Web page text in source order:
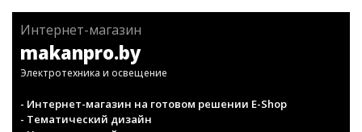
Интернет-магазин
makanpro.by